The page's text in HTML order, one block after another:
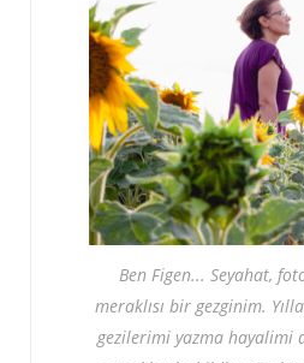
Ben Figen... Seyahat,
meraklısı bir gezginim.
gezilerimi yazma hayalimi